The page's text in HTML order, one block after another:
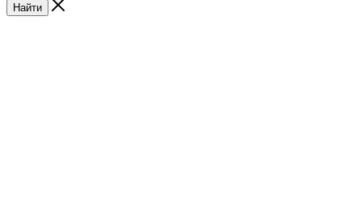
Найти